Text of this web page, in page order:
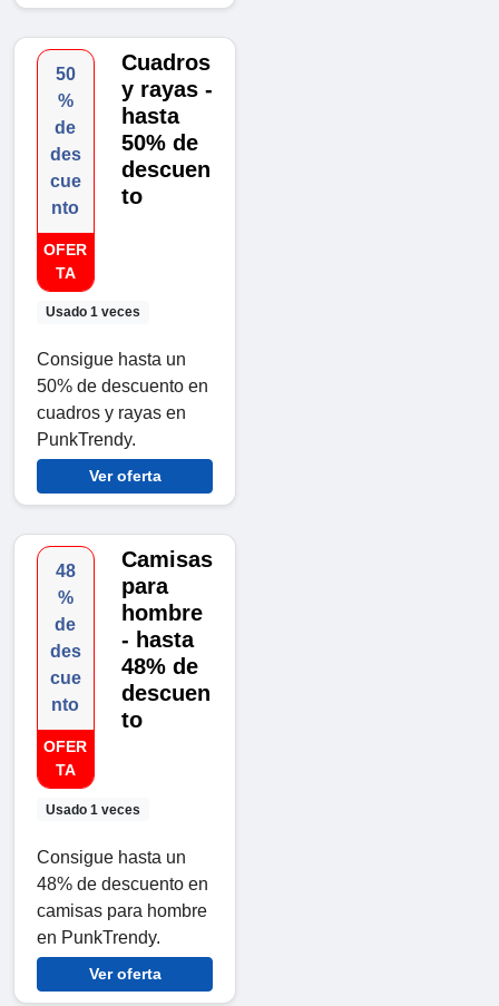
50
%
de
des
cue
nto
OFER
TA
Usado 1 veces
Cuadros
y rayas -
hasta
50% de
descuen
to
Consigue hasta un
50% de descuento en
cuadros y rayas en
PunkTrendy.
Ver oferta
48
%
de
des
cue
nto
OFER
TA
Usado 1 veces
Camisas
para
hombre
- hasta
48% de
descuen
to
Consigue hasta un
48% de descuento en
camisas para hombre
en PunkTrendy.
Ver oferta